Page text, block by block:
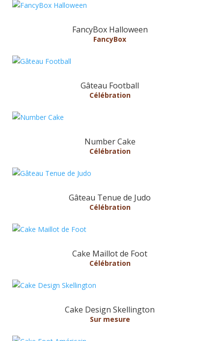
FancyBox Halloween
FancyBox
Gâteau Football
Célébration
Number Cake
Célébration
Gâteau Tenue de Judo
Célébration
Cake Maillot de Foot
Célébration
Cake Design Skellington
Sur mesure